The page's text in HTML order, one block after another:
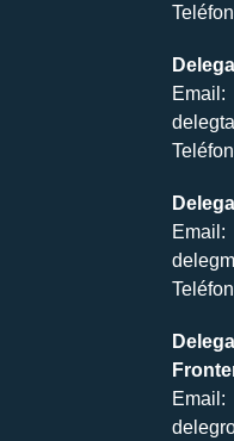
Email:
Email:
Email: